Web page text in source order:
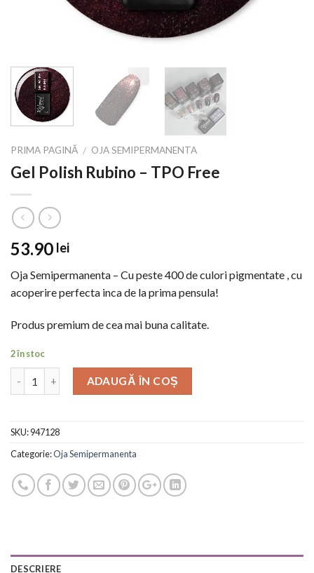
PRIMA PAGINĂ / OJA SEMIPERMANENTA
Gel Polish Rubino – TPO Free
53.90 lei
Oja Semipermanenta – Cu peste 400 de culori pigmentate , cu
acoperire perfecta inca de la prima pensula!
Produs premium de cea mai buna calitate.
2 în stoc
ADAUGĂ ÎN COȘ
SKU:947128
Categorie:Oja Semipermanenta
DESCRIERE